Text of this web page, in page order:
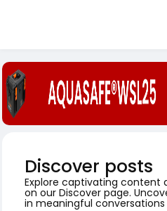
Discover posts
Explore captivating content
on our Discover page.
in meaningful conversations